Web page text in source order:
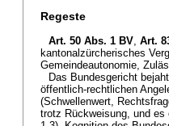
Regeste
Art. 50 Abs. 1 BV, Art.
kantonalzürcherisches
Gemeindeautonomie,
Das Bundesgericht
öffentlich-rechtlichen
(Schwellenwert,
trotz Rückweisung, und es